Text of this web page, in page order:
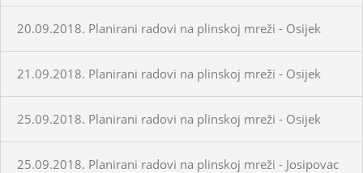
20.09.2018. Planirani radovi na plinskoj mreži - Osijek
21.09.2018. Planirani radovi na plinskoj mreži - Osijek
25.09.2018. Planirani radovi na plinskoj mreži - Osijek
25.09.2018. Planirani radovi na plinskoj mreži - Josipovac